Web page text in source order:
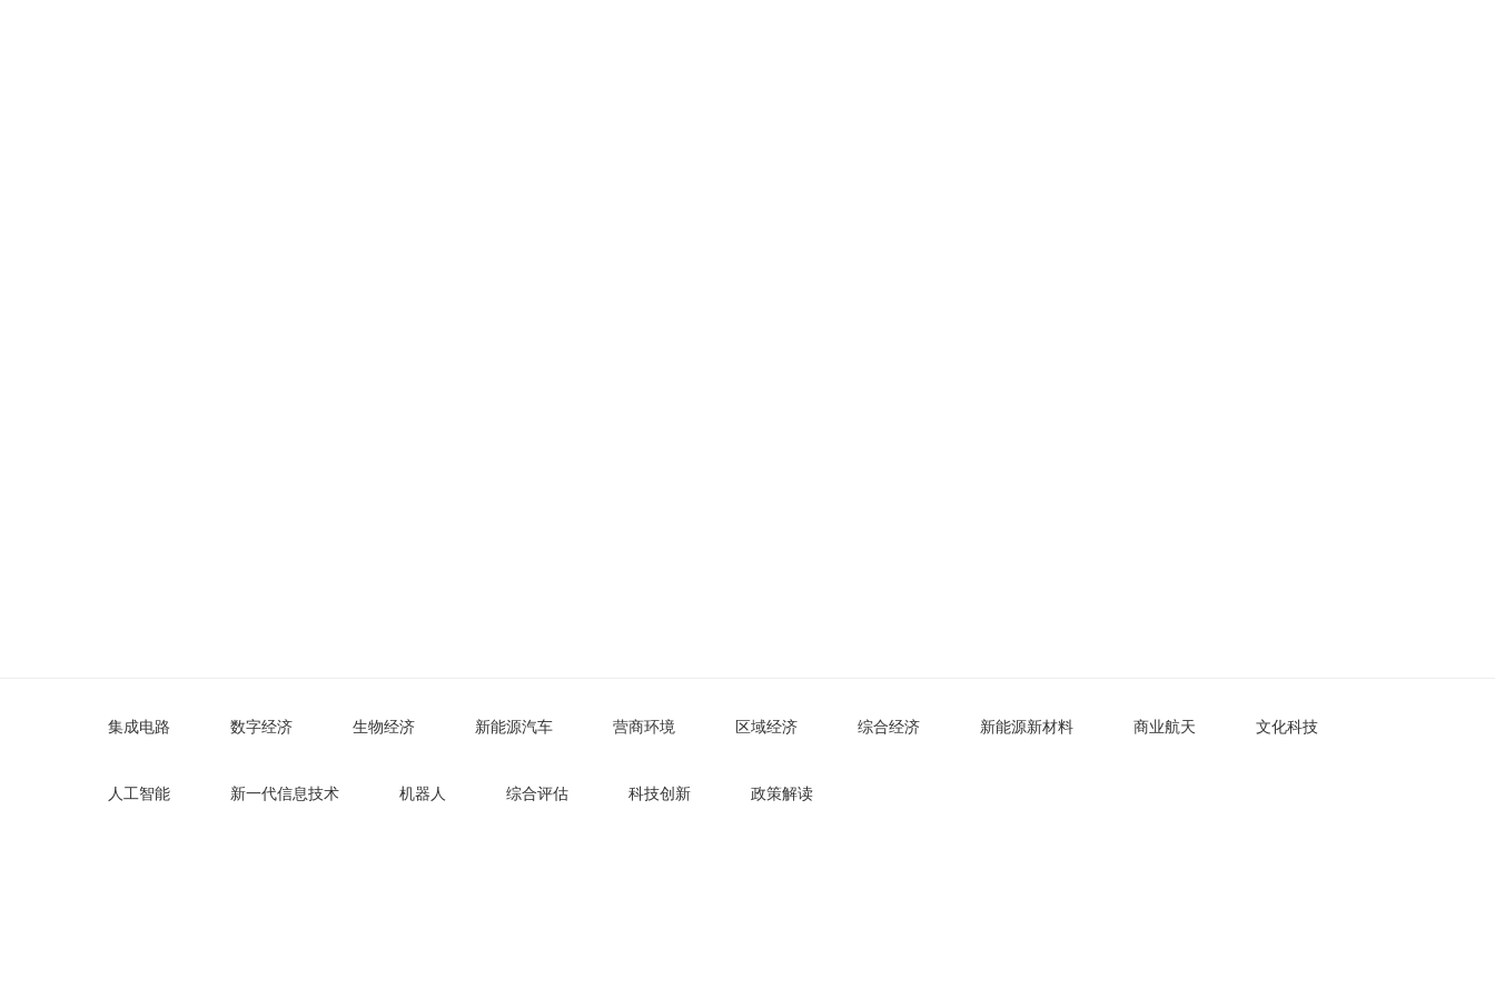
集成电路 数字经济 生物经济 新能源汽车 营商环境 区域经济 综合经济 新能源新材料 商业航天 文化科技
人工智能 新一代信息技术 机器人 综合评估 科技创新 政策解读